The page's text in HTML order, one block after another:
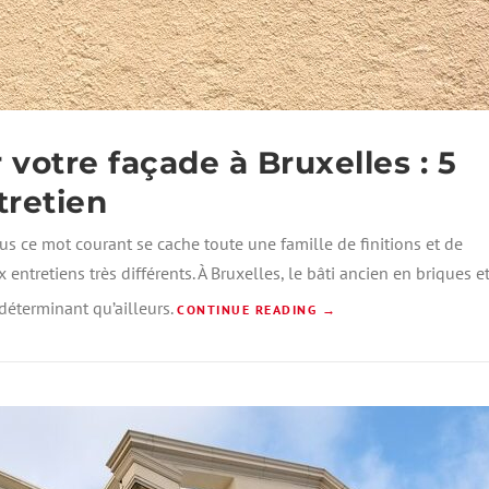
À
B
R
U
X
L
C
A
S
R
É
P
A
façade à Bruxelles : 5
ce mot courant se cache toute une famille de finitions et de
très différents. À Bruxelles, le bâti ancien en briques et
qu’ailleurs. CONTINUE READING «
É
→